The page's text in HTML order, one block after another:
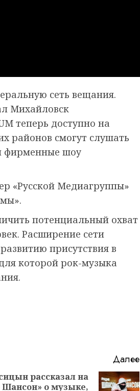
сеть вещания.
Михайловск
теперь доступно на
районов смогут слушать
фирменные шоу
«Русской Медиагруппы»
потенциальный охват
Расширение сети
присутствия в
которой рок-музыка
Далее
рассказал на
Шансон» о музыке,